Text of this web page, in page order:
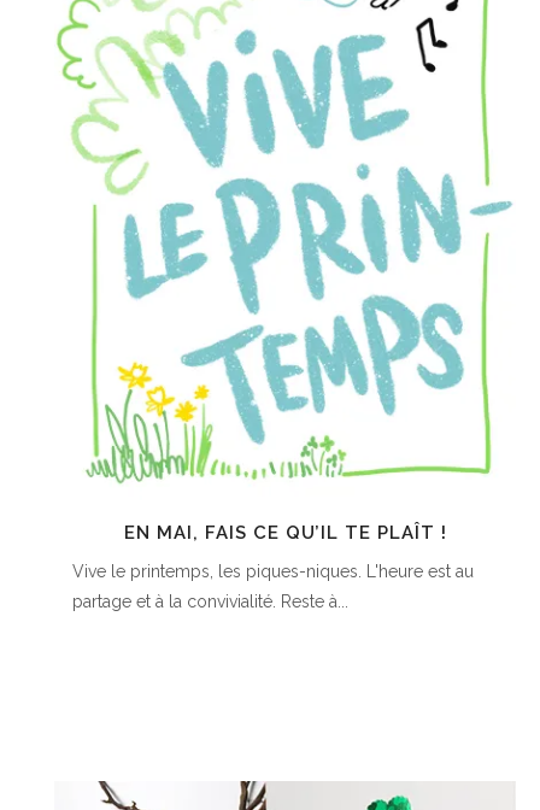
EN MAI, FAIS CE QU’IL TE PLAÎT !
Vive le printemps, les piques-niques. L'heure est au
partage et à la convivialité. Reste à...